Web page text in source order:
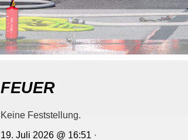
FEUER
Keine Feststellung.
19. Juli 2026 @ 16:51 ·